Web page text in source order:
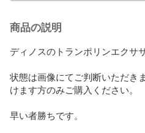
商品の説明
ディノスのトランポリンエクサ
状態は画像にてご判断いただき
けます方のみご購入ください。
早い者勝ちです。